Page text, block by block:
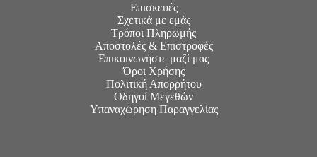
Επισκευές
Σχετικά με εμάς
Τρόποι Πληρωμής
Αποστολές & Επιστροφές
Επικοινωνήστε μαζί μας
Όροι Χρήσης
Πολιτική Απορρήτου
Οδηγοί Μεγεθών
Υπαναχώρηση Παραγγελίας